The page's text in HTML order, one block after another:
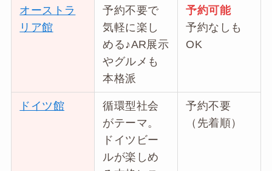
オーストラ
リア館
予約不要で
気軽に楽し
める♪AR展示
やグルメも
本格派
予約可能
予約なしも
OK
ドイツ館
循環型社会
がテーマ。
ドイツビー
ルが楽しめ
予約不要
（先着順）